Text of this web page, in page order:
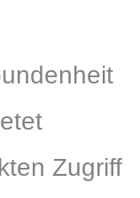
Zugriff